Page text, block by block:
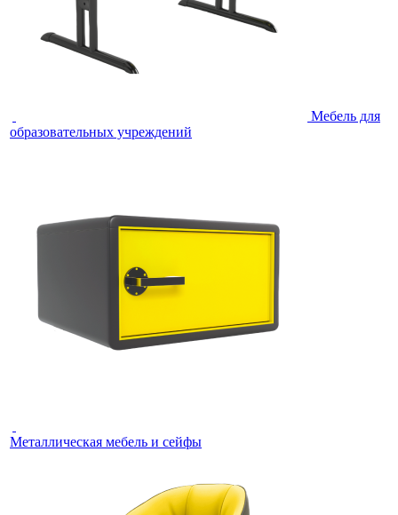
Мебель для
образовательных учреждений
Металлическая мебель и сейфы